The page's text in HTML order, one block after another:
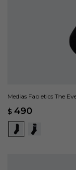
Medias Fabletics The
$ 490